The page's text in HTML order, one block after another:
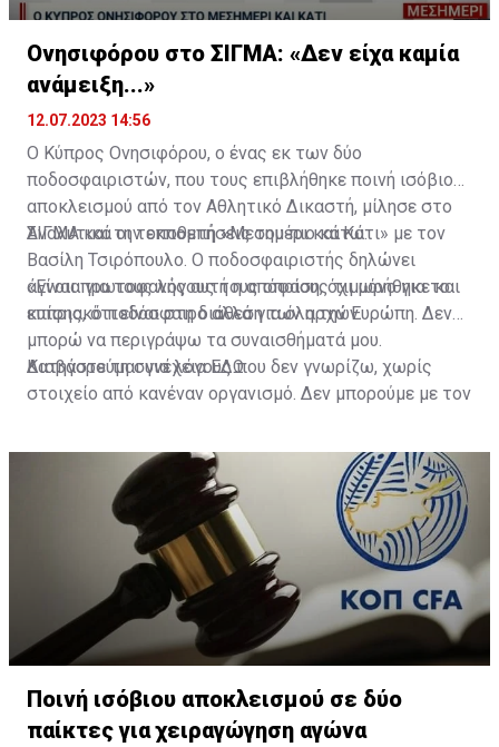
Ονησιφόρου στο ΣΙΓΜΑ: «Δεν είχα καμία
ανάμειξη...»
12.07.2023 14:56
Ο Κύπρος Ονησιφόρου, ο ένας εκ των δύο
ποδοσφαιριστών, που τους επιβλήθηκε ποινή ισόβιου
αποκλεισμού από τον Αθλητικό Δικαστή, μίλησε στο
ΣΙΓΜΑ και την εκπομπή «Μεσημέρι και Κάτι» με τον
Βασίλη Τσιρόπουλο. Ο ποδοσφαιριστής δηλώνει
άγνοια για τους λόγους τους οποίους τιμωρήθηκε και
επίσης, ότι είναι στη διάθεση των αρχών.
Αναλυτικά οι τοποθετήσεις του πιο κάτω:
«Είναι πρωτοφανής αυτή η απόφαση, όχι μόνο για το
κυπριακό ποδόσφαιρο αλλά για όλη την Ευρώπη. Δεν
μπορώ να περιγράψω τα συναισθήματά μου.
Κατηγορούμαι για λόγους που δεν γνωρίζω, χωρίς
στοιχείο από κανέναν οργανισμό. Δεν μπορούμε με τον
Διαβάστε τη συνέχειαΕΔΩ
Ποινή ισόβιου αποκλεισμού σε δύο
παίκτες για χειραγώγηση αγώνα